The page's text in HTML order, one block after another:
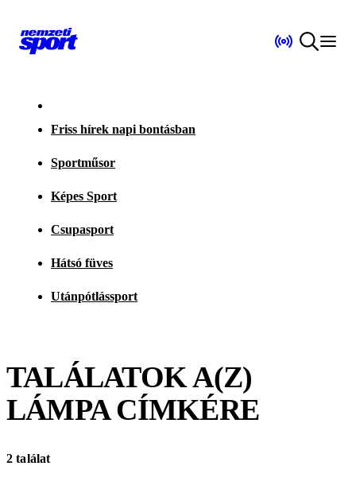
Friss hírek napi bontásban
Sportműsor
Képes Sport
Csupasport
Hátsó füves
Utánpótlássport
TALÁLATOK A(Z)
LÁMPACÍMKÉRE
2 találat